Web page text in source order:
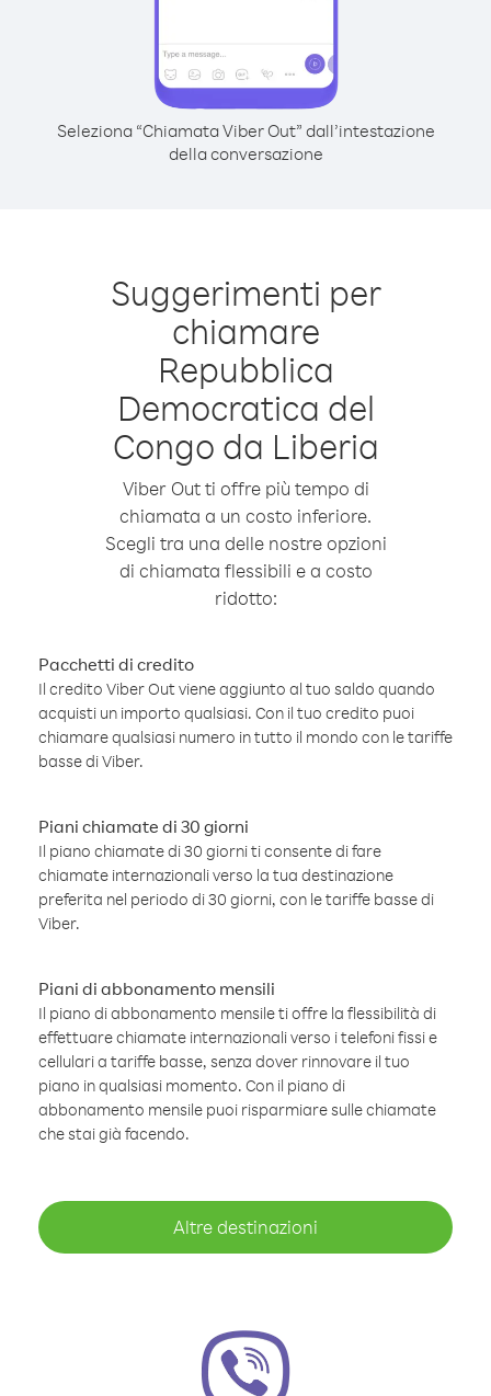
Seleziona “Chiamata Viber Out” dall’intestazione
della conversazione
Suggerimenti per
chiamare
Repubblica
Democratica del
Congo da Liberia
Viber Out ti offre più tempo di
chiamata a un costo inferiore.
Scegli tra una delle nostre opzioni
di chiamata flessibili e a costo
ridotto:
Pacchetti di credito
Il credito Viber Out viene aggiunto al tuo saldo quando
acquisti un importo qualsiasi. Con il tuo credito puoi
chiamare qualsiasi numero in tutto il mondo con le tariffe
basse di Viber.
Piani chiamate di 30 giorni
Il piano chiamate di 30 giorni ti consente di fare
chiamate internazionali verso la tua destinazione
preferita nel periodo di 30 giorni, con le tariffe basse di
Viber.
Piani di abbonamento mensili
Il piano di abbonamento mensile ti offre la flessibilità di
effettuare chiamate internazionali verso i telefoni fissi e
cellulari a tariffe basse, senza dover rinnovare il tuo
piano in qualsiasi momento. Con il piano di
abbonamento mensile puoi risparmiare sulle chiamate
che stai già facendo.
Altre destinazioni